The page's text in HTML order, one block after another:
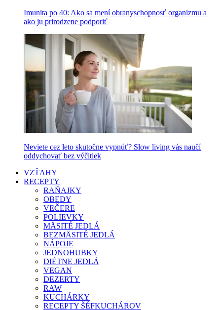
Imunita po 40: Ako sa mení obranyschopnosť organizmu a
ako ju prirodzene podporiť
Neviete cez leto skutočne vypnúť? Slow living vás naučí
oddychovať bez výčitiek
VZŤAHY
RECEPTY
RAŇAJKY
OBEDY
VEČERE
POLIEVKY
MÄSITÉ JEDLÁ
BEZMÄSITÉ JEDLÁ
NÁPOJE
JEDNOHUBKY
DIÉTNE JEDLÁ
VEGAN
DEZERTY
RAW
KUCHÁRKY
RECEPTY ŠÉFKUCHÁROV